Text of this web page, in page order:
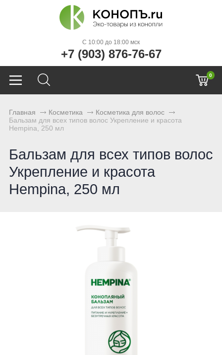
C 10:00 до 18:00 мск
+7 (903) 876-76-67
0
Главная Косметика
Косметика для волос
Бальзам для всех типов волос Укрепление и красота
Hempina, 250 мл
Бальзам для всех типов волос
Укрепление и красота
Hempina, 250 мл